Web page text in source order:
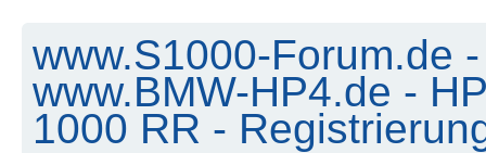
www.S1000-Forum.de
www.BMW-HP4.de -
1000 RR -